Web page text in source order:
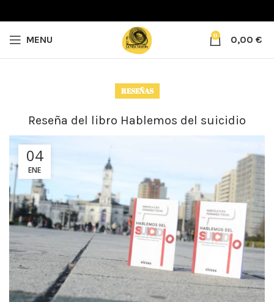
MENU 0 0,00 €
RESEÑAS
Reseña del libro Hablemos del suicidio
04
ENE